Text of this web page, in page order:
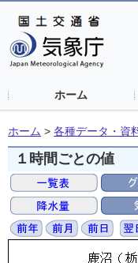
ホーム
ホーム > 各種データ・資
１時間ごとの値